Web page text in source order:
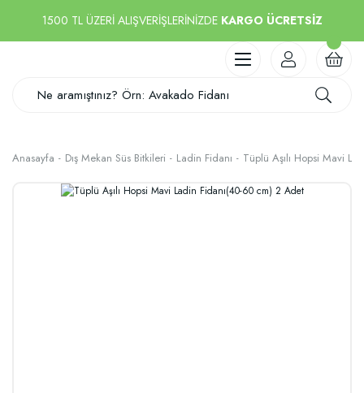
1500 TL ÜZERİ ALIŞVERİŞLERİNİZDE KARGO ÜCRETSİZ
Anasayfa Dış Mekan Süs Bitkileri Ladin Fidanı Tüplü Aşılı Hopsi Mavi